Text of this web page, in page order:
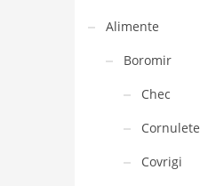
Alimente
Boromir
Chec
Cornulete
Covrigi